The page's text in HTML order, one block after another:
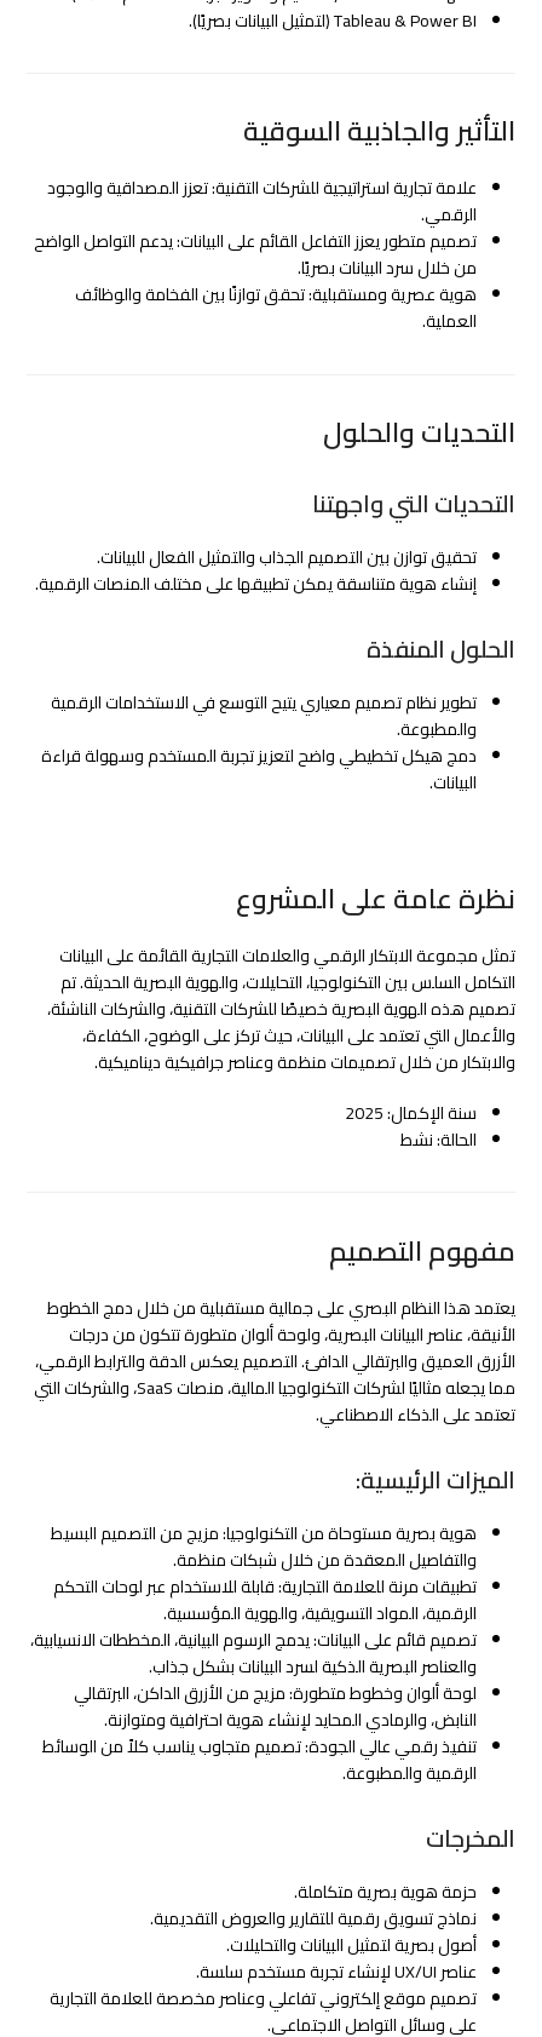
Tableau & Power BI (لتمثيل البيانات بصريًا).
التأثير والجاذبية السوقية
علامة تجارية استراتيجية للشركات التقنية: تعزز المصداقية والوجود
الرقمي.
تصميم متطور يعزز التفاعل القائم على البيانات: يدعم التواصل الواضح
من خلال سرد البيانات بصريًا.
هوية عصرية ومستقبلية: تحقق توازنًا بين الفخامة والوظائف
العملية.
التحديات والحلول
التحديات التي واجهتنا
تحقيق توازن بين التصميم الجذاب والتمثيل الفعال للبيانات.
إنشاء هوية متناسقة يمكن تطبيقها على مختلف المنصات الرقمية.
الحلول المنفذة
تطوير نظام تصميم معياري يتيح التوسع في الاستخدامات الرقمية
والمطبوعة.
دمج هيكل تخطيطي واضح لتعزيز تجربة المستخدم وسهولة قراءة
البيانات.
نظرة عامة على المشروع
تمثل مجموعة الابتكار الرقمي والعلامات التجارية القائمة على البيانات
التكامل السلس بين التكنولوجيا، التحليلات، والهوية البصرية الحديثة. تم
تصميم هذه الهوية البصرية خصيصًا للشركات التقنية، والشركات الناشئة،
والأعمال التي تعتمد على البيانات، حيث تركز على الوضوح، الكفاءة،
والابتكار من خلال تصميمات منظمة وعناصر جرافيكية ديناميكية.
سنة الإكمال: 2025
الحالة: نشط
مفهوم التصميم
يعتمد هذا النظام البصري على جمالية مستقبلية من خلال دمج الخطوط
الأنيقة، عناصر البيانات البصرية، ولوحة ألوان متطورة تتكون من درجات
الأزرق العميق والبرتقالي الدافئ. التصميم يعكس الدقة والترابط الرقمي،
مما يجعله مثاليًا لشركات التكنولوجيا المالية، منصات SaaS، والشركات التي
تعتمد على الذكاء الاصطناعي.
الميزات الرئيسية:
هوية بصرية مستوحاة من التكنولوجيا: مزيج من التصميم البسيط
والتفاصيل المعقدة من خلال شبكات منظمة.
تطبيقات مرنة للعلامة التجارية: قابلة للاستخدام عبر لوحات التحكم
الرقمية، المواد التسويقية، والهوية المؤسسية.
تصميم قائم على البيانات: يدمج الرسوم البيانية، المخططات الانسيابية،
والعناصر البصرية الذكية لسرد البيانات بشكل جذاب.
لوحة ألوان وخطوط متطورة: مزيج من الأزرق الداكن، البرتقالي
النابض، والرمادي المحايد لإنشاء هوية احترافية ومتوازنة.
تنفيذ رقمي عالي الجودة: تصميم متجاوب يناسب كلاً من الوسائط
الرقمية والمطبوعة.
المخرجات
حزمة هوية بصرية متكاملة.
نماذج تسويق رقمية للتقارير والعروض التقديمية.
أصول بصرية لتمثيل البيانات والتحليلات.
عناصر UX/UI لإنشاء تجربة مستخدم سلسة.
تصميم موقع إلكتروني تفاعلي وعناصر مخصصة للعلامة التجارية
على وسائل التواصل الاجتماعي.